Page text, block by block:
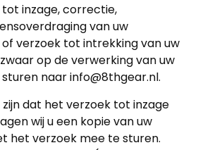
inzage, correctie,
van uw
verzoek tot intrekking van uw
op de verwerking van uw
naar info@8thgear.nl.
dat het verzoek tot inzage
wij u een kopie van uw
het verzoek mee te sturen.